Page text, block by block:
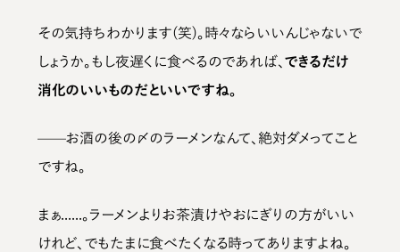
その気持ちわかります(笑)。時々ならいいんじゃないで
しょうか。もし夜遅くに食べるのであれば、 できるだけ
消化のいいものだといいですね。
——お酒の後の〆のラーメンなんて、絶対ダメってこと
ですね。
まぁ......。ラーメンよりお茶漬けやおにぎりの方がいい
けれど、でもたまに食べたくなる時ってありますよね。